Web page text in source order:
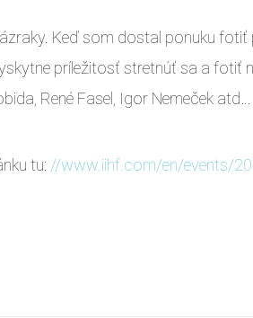
Keď som dostal ponuku fotiť
príležitosť stretnúť sa a fotiť
René Fasel, Igor Nemeček atd…
tu: //www.iihf.com/en/events/